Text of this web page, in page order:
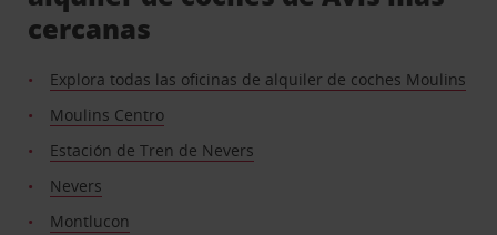
cercanas
Explora todas las oficinas de alquiler de coches Moulins
Moulins Centro
Estación de Tren de Nevers
Nevers
Montlucon